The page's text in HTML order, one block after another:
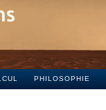
PHILOSOPHIE